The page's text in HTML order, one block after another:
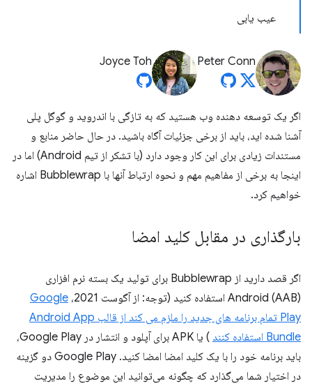
عیب یابی
Peter Conn
Joyce Toh
اگر یک توسعه دهنده وب هستید که به تازگی با اندروید و گوگل پلی
آشنا شده اید، باید از برخی جزئیات آگاه باشید. در حال حاضر منابع و
مستندات زیادی برای این کار وجود دارد (با تشکر از تیم Android) اما در
اینجا به برخی از مفاهیم مهم و نحوه ارتباط آنها با Bubblewrap اشاره
خواهیم کرد.
بارگذاری در مقابل کلید امضا
اگر قصد دارید از Bubblewrap برای تولید یک بسته نرم افزاری
Android (AAB) استفاده کنید (توجه: از آگوست 2021،
Google
Play تمام برنامه های جدید را ملزم می کند از قالب Android App
Bundle استفاده کنند
) یا APK برای آپلود و انتشار در Google Play،
باید برنامه خود را با یک کلید امضا امضا کنید. Google Play دو گزینه
در اختیار شما می‌گذارد که چگونه می‌توانید این موضوع را مدیریت